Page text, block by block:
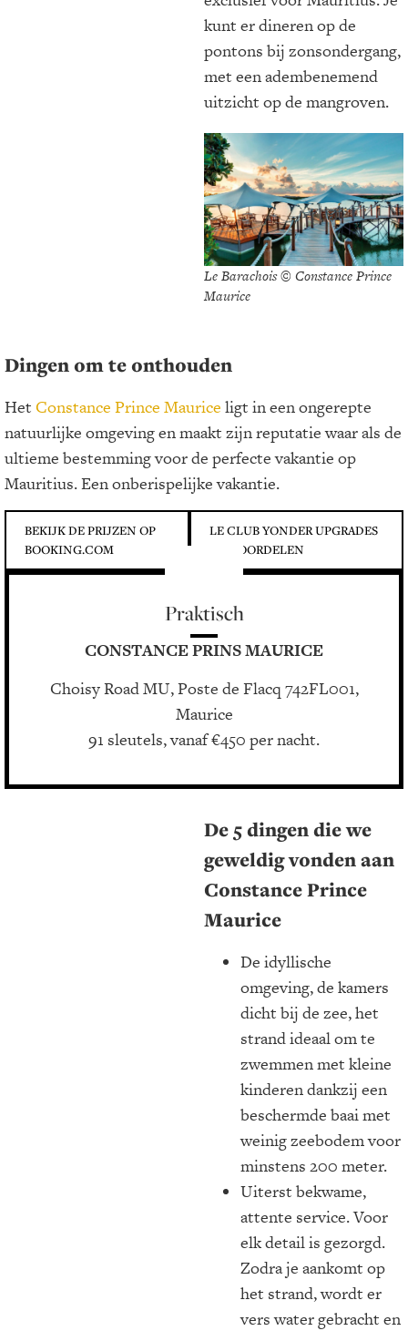
kunt er dineren op de
pontons bij zonsondergang,
met een adembenemend
uitzicht op de mangroven.
Le Barachois © Constance Prince
Maurice
Dingen om te onthouden
Het Constance Prince Maurice ligt in een ongerepte
natuurlijke omgeving en maakt zijn reputatie waar als de
ultieme bestemming voor de perfecte vakantie op
Mauritius. Een onberispelijke vakantie.
BEKIJK DE PRIJZEN OP
BOOKING.COM
LE CLUB YONDER UPGRADES
EN VOORDELEN
Praktisch
CONSTANCE PRINS MAURICE
Choisy Road MU, Poste de Flacq 742FL001,
Maurice
91 sleutels, vanaf €450 per nacht.
De 5 dingen die we
geweldig vonden aan
Constance Prince
Maurice
De idyllische
omgeving, de kamers
dicht bij de zee, het
strand ideaal om te
zwemmen met kleine
kinderen dankzij een
beschermde baai met
weinig zeebodem voor
minstens 200 meter.
Uiterst bekwame,
attente service. Voor
elk detail is gezorgd.
Zodra je aankomt op
het strand, wordt er
vers water gebracht en